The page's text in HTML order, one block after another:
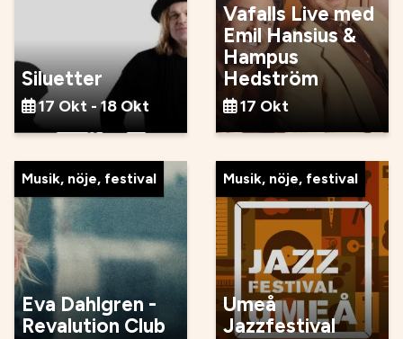
Siluetter
17 Okt - 18 Okt
Vafalls Live med
Emil Hansius &
Hampus
Hedström
17 Okt
Musik, nöje, festival
Eva Dahlgren -
Revalution Club
Musik, nöje, festival
Umeå
Jazzfestival